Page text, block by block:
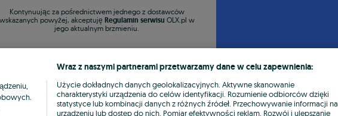
Kontynuując za pośrednictwem jednego z dostawców
wskazanych powyżej, akceptuję Regulamin serwisu OLX.pl w
jego aktualnym brzmieniu.
Wraz z naszymi partnerami przetwarzamy dane w celu zapewnienia:
Użycie dokładnych danych geolokalizacyjnych. Aktywne skanowanie
charakterystyki urządzenia do celów identyfikacji. Rozumienie odbiorców dzięki
statystyce lub kombinacji danych z różnych źródeł. Przechowywanie informacji na
urządzeniu lub dostęp do nich. Pomiar efektywności reklam. Rozwój i ulepszanie